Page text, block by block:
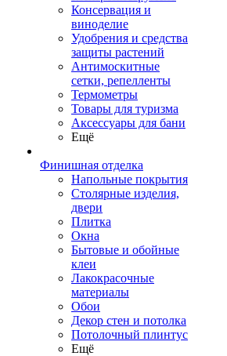
Консервация и
виноделие
Удобрения и средства
защиты растений
Антимоскитные
сетки, репелленты
Термометры
Товары для туризма
Аксессуары для бани
Ещё
Финишная отделка
Напольные покрытия
Столярные изделия,
двери
Плитка
Окна
Бытовые и обойные
клеи
Лакокрасочные
материалы
Обои
Декор стен и потолка
Потолочный плинтус
Ещё